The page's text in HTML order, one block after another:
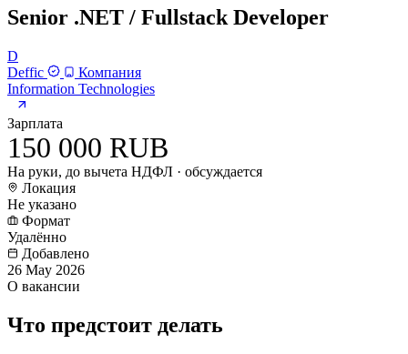
Senior .NET / Fullstack Developer
D
Deffic
Компания
Information Technologies
Зарплата
150 000 RUB
На руки, до вычета НДФЛ · обсуждается
Локация
Не указано
Формат
Удалённо
Добавлено
26 May 2026
О вакансии
Что предстоит делать